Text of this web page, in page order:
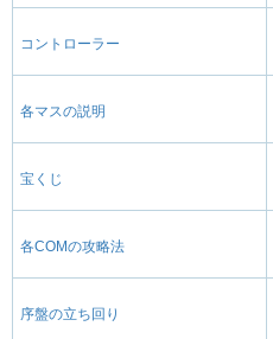
コントローラー
各マスの説明
宝くじ
各COMの攻略法
序盤の立ち回り